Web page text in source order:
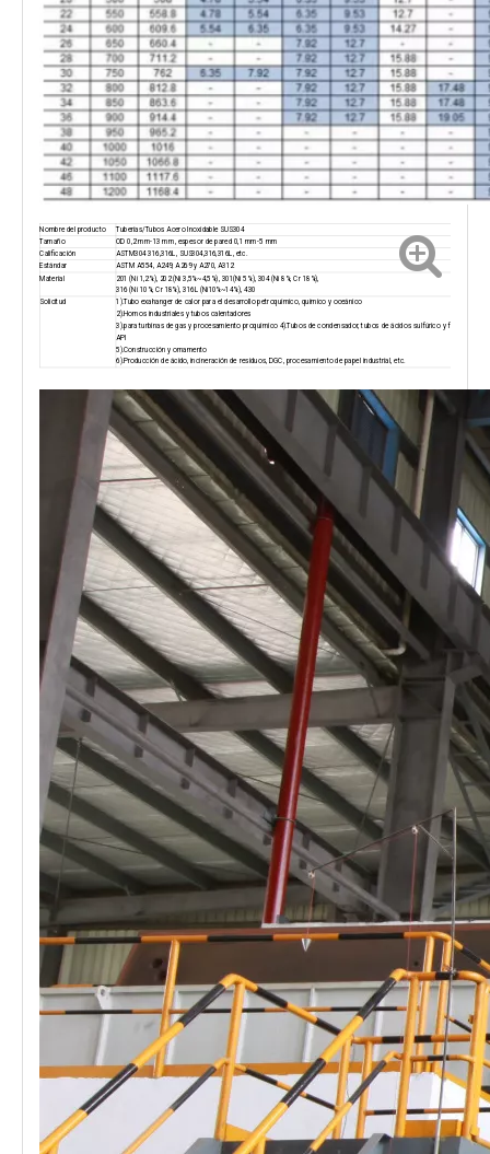
Nombre del producto
Tuberías/Tubos Acero Inoxidable SUS304
Tamaño
OD 0,2 mm-13 mm, espesor de pared 0,1 mm-5 mm
Calificación
ASTM304 316,316L, SUS304,316,316L, etc.
Estándar
ASTM A554, A249, A269 y A270, A312
Material
201 (Ni 1,2%), 202 (Ni 3,5%~4,5%), 301(Ni 5%), 304 (Ni 8%, Cr 18%),
316 (Ni 10%, Cr 18%), 316L (Ni10%~14%), 430
Solicitud
1).Tubo exahanger de calor para el desarrollo petroquímico, químico y oceánico
2).Hornos industriales y tubos calentadores
3).para turbinas de gas y procesamiento proquímico 4).Tubos de condensador, tubos de ácidos sulfúrico y fosfórico,
API
5).Construcción y ornamento
6).Producción de ácido, incineración de residuos, DGC, procesamiento de papel industrial, etc.